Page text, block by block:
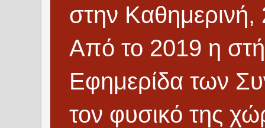
στην
Από το 2019 η
Εφημερίδα των
τον φυσικό της